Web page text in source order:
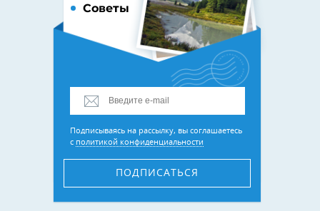
Советы
Подписываясь на рассылку, вы соглашаетесь
с политикой конфиденциальности
ПОДПИСАТЬСЯ